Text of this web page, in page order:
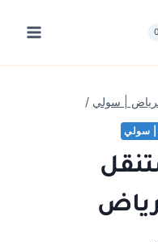
0
| سولي /
| سولي